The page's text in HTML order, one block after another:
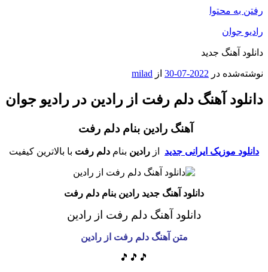
رفتن به محتوا
رادیو جوان
دانلود آهنگ جدید
نوشته‌شده در 2022-07-30 از milad
دانلود آهنگ دلم رفت از رادین در رادیو جوان
آهنگ رادین بنام دلم رفت
دانلود موزیک ایرانی جدید از رادین بنام دلم رفت با بالاترین کیفیت
دانلود آهنگ جدید رادین بنام دلم رفت
دانلود آهنگ دلم رفت از رادین
متن آهنگ دلم رفت از رادین
🎵🎵🎵